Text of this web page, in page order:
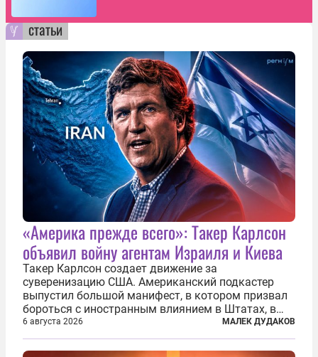
статьи
«Америка прежде всего»: Такер Карлсон
объявил войну агентам Израиля и Киева
Такер Карлсон создает движение за
суверенизацию США. Американский подкастер
выпустил большой манифест, в котором призвал
бороться с иностранным влиянием в Штатах, в
первую очередь имея в виду Израиль. А также
прекратить заморские войны, выплатить
репарации Ирану, остановить прием мигрантов...
6 августа 2026 МАЛЕК ДУДАКОВ